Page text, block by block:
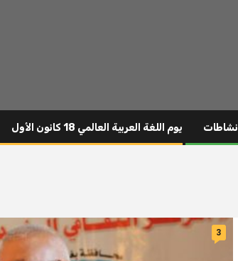
نشاطات يوم اللغة العربية العالمي 18 كانون الأول
3